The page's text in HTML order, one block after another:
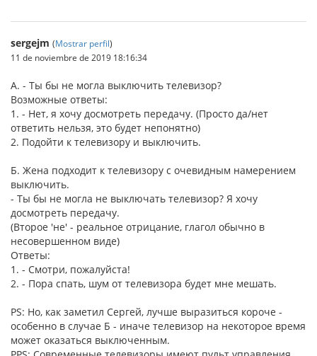
sergejm (Mostrar perfil)
11 de noviembre de 2019 18:16:34
А. - Ты бы не могла выключить телевизор?
Возможные ответы:
1. - Нет, я хочу досмотреть передачу. (Просто да/нет
ответить нельзя, это будет непонятно)
2. Подойти к телевизору и выключить.
Б. Жена подходит к телевизору с очевидным намерением
выключить.
- Ты бы не могла не выключать телевизор? Я хочу
досмотреть передачу.
(Второе 'не' - реальное отрицание, глагол обычно в
несовершенном виде)
Ответы:
1. - Смотри, пожалуйста!
2. - Пора спать, шум от телевизора будет мне мешать.
PS: Но, как заметил Сергей, лучше выразиться короче -
особенно в случае Б - иначе телевизор на некоторое время
может оказаться выключенным.